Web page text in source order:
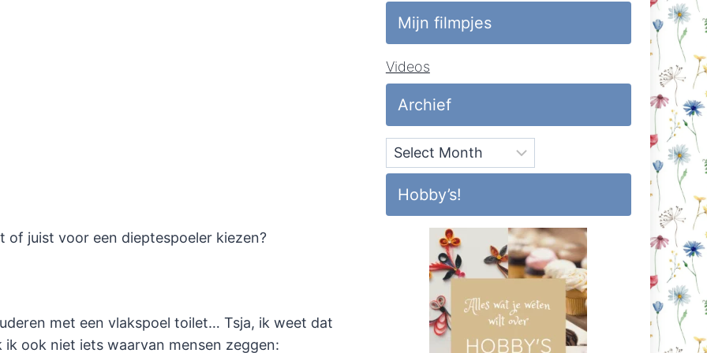
of juist voor een dieptespoeler kiezen?
met een vlakspoel toilet… Tsja, ik weet dat
ook niet iets waarvan mensen zeggen:
Mijn filmpjes
Videos
Archief
Archief
Hobby’s!